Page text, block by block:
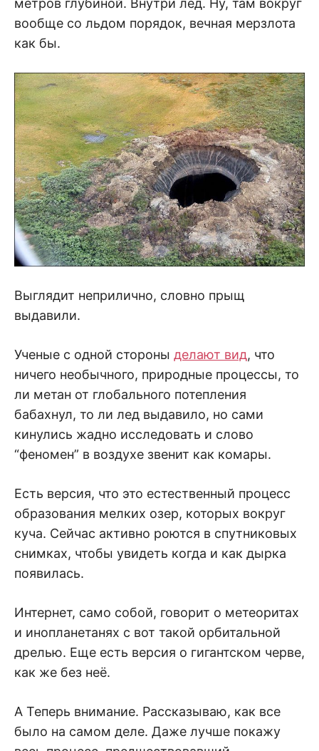
метров глубиной. Внутри лёд. Ну, там вокруг
вообще со льдом порядок, вечная мерзлота
как бы.
Выглядит неприлично, словно прыщ
выдавили.
Ученые с одной стороны делают вид, что
ничего необычного, природные процессы, то
ли метан от глобального потепления
бабахнул, то ли лед выдавило, но сами
кинулись жадно исследовать и слово
“феномен” в воздухе звенит как комары.
Есть версия, что это естественный процесс
образования мелких озер, которых вокруг
куча. Сейчас активно роются в спутниковых
снимках, чтобы увидеть когда и как дырка
появилась.
Интернет, само собой, говорит о метеоритах
и инопланетанях с вот такой орбитальной
дрелью. Еще есть версия о гигантском черве,
как же без неё.
А Теперь внимание. Рассказываю, как все
было на самом деле. Даже лучше покажу